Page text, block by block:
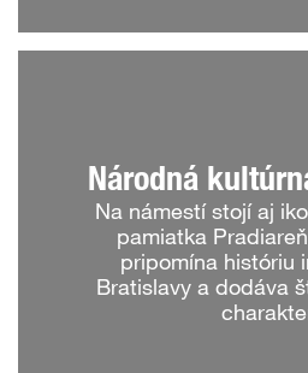
Národná
Na námestí stojí aj
pamiatka
pripomína históriu
Bratislavy a dodáva